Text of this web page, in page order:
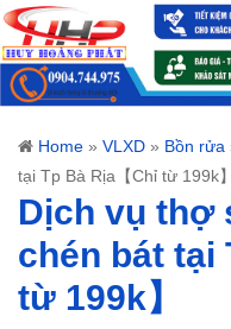
Home » VLXD » Bồn rửa
tại Tp Bà Rịa【Chỉ từ 199k】
Dịch vụ thợ
chén bát tại
từ 199k】